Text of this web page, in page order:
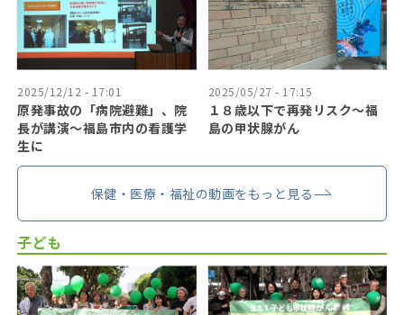
2025/12/12 - 17:01
原発事故の「病院避難」、院
長が講演～福島市内の看護学
生に
2025/05/27 - 17:15
１８歳以下で再発リスク〜福
島の甲状腺がん
保健・医療・福祉の動画をもっと見る
子ども